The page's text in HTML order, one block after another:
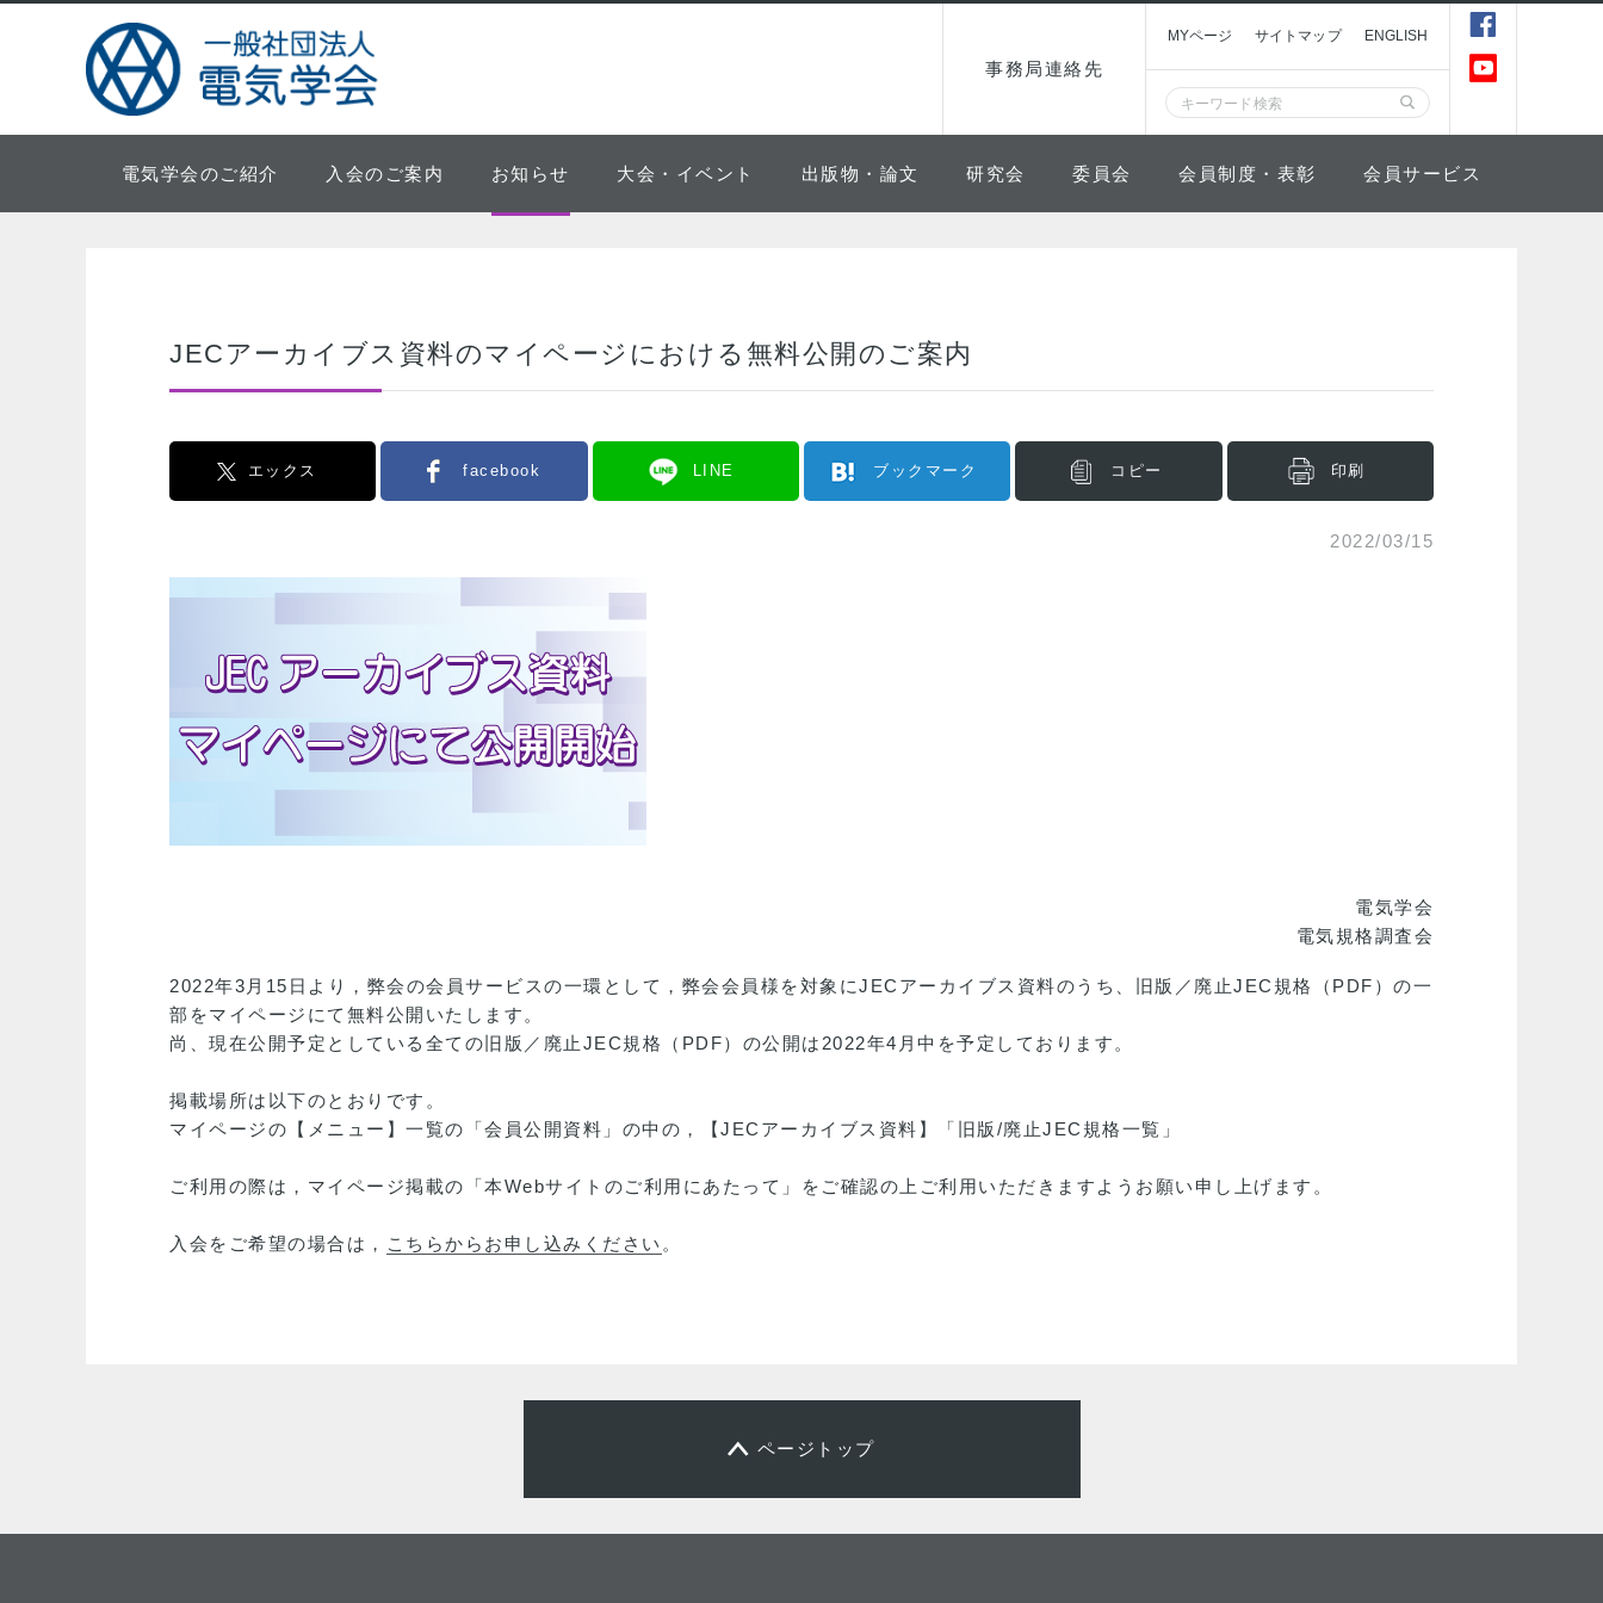
事務局連絡先
MYページ サイトマップ ENGLISH
電気学会のご紹介 入会のご案内 お知らせ 大会・イベント 出版物・論文 研究会 委員会 会員制度・表彰 会員サービス
JECアーカイブス資料のマイページにおける無料公開のご案内
エックス facebook LINE ブックマーク コピー 印刷
2022/03/15
電気学会
電気規格調査会
2022年3月15日より，弊会の会員サービスの一環として，弊会会員様を対象にJECアーカイブス資料のうち、旧版／廃止JEC規格（PDF）の一
部をマイページにて無料公開いたします。
尚、現在公開予定としている全ての旧版／廃止JEC規格（PDF）の公開は2022年4月中を予定しております。
掲載場所は以下のとおりです。
マイページの【メニュー】一覧の「会員公開資料」の中の，【JECアーカイブス資料】「旧版/廃止JEC規格一覧」
ご利用の際は，マイページ掲載の「本Webサイトのご利用にあたって」をご確認の上ご利用いただきますようお願い申し上げます。
入会をご希望の場合は， こちらからお申し込みください 。
ページトップ